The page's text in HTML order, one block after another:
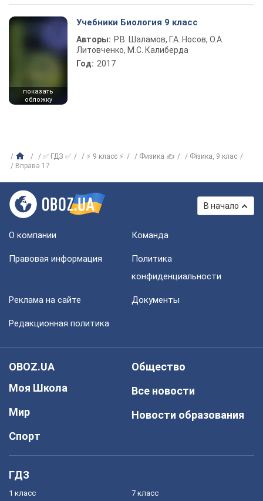
показать
обложку
Учебники Биология 9 класс
Авторы: Р.В. Шаламов, Г.А. Носов, О.А.
Литовченко, М.С. Калиберда
Год: 2017
✅ ГДЗ ✅ ⚡ 9 класс ⚡ Физика ✍
Фiзика, 9 клас
Вправа 17
В начало
О компании Команда
Правовая информация
Политика
конфиденциальности
Реклама на сайте Документы
Редакционная политика
OBOZ.UA
Моя Школа
Мир
Спорт
Общество
Все новости
Новости образования
ГДЗ
1 класс 7 класс